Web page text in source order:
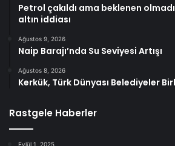
Petrol çakıldı ama beklenen
altın iddiası
Ağustos 9, 2026
Naip Barajı’nda Su Seviyesi Artışı
Ağustos 8, 2026
Kerkük, Türk Dünyası Belediyeler
Rastgele Haberler
Eylül 1, 2025